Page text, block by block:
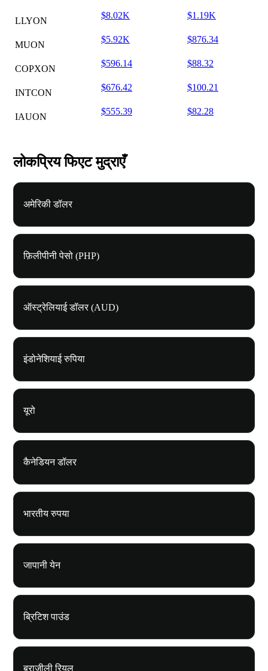
LLYON
$8.02K $1.19K
MUON
$5.92K $876.34
COPXON
$596.14 $88.32
INTCON
$676.42 $100.21
IAUON
$555.39 $82.28
लोकप्रिय फिएट मुद्राएँ
अमेरिकी डॉलर
फ़िलीपीनी पेसो (PHP)
ऑस्ट्रेलियाई डॉलर (AUD)
इंडोनेशियाई रुपिया
यूरो
कैनेडियन डॉलर
भारतीय रुपया
जापानी येन
ब्रिटिश पाउंड
ब्राजीली रियल